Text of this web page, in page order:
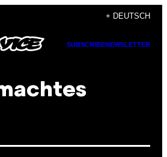
+ DEUTSCH
SUBSCRIBENEWSLETTER